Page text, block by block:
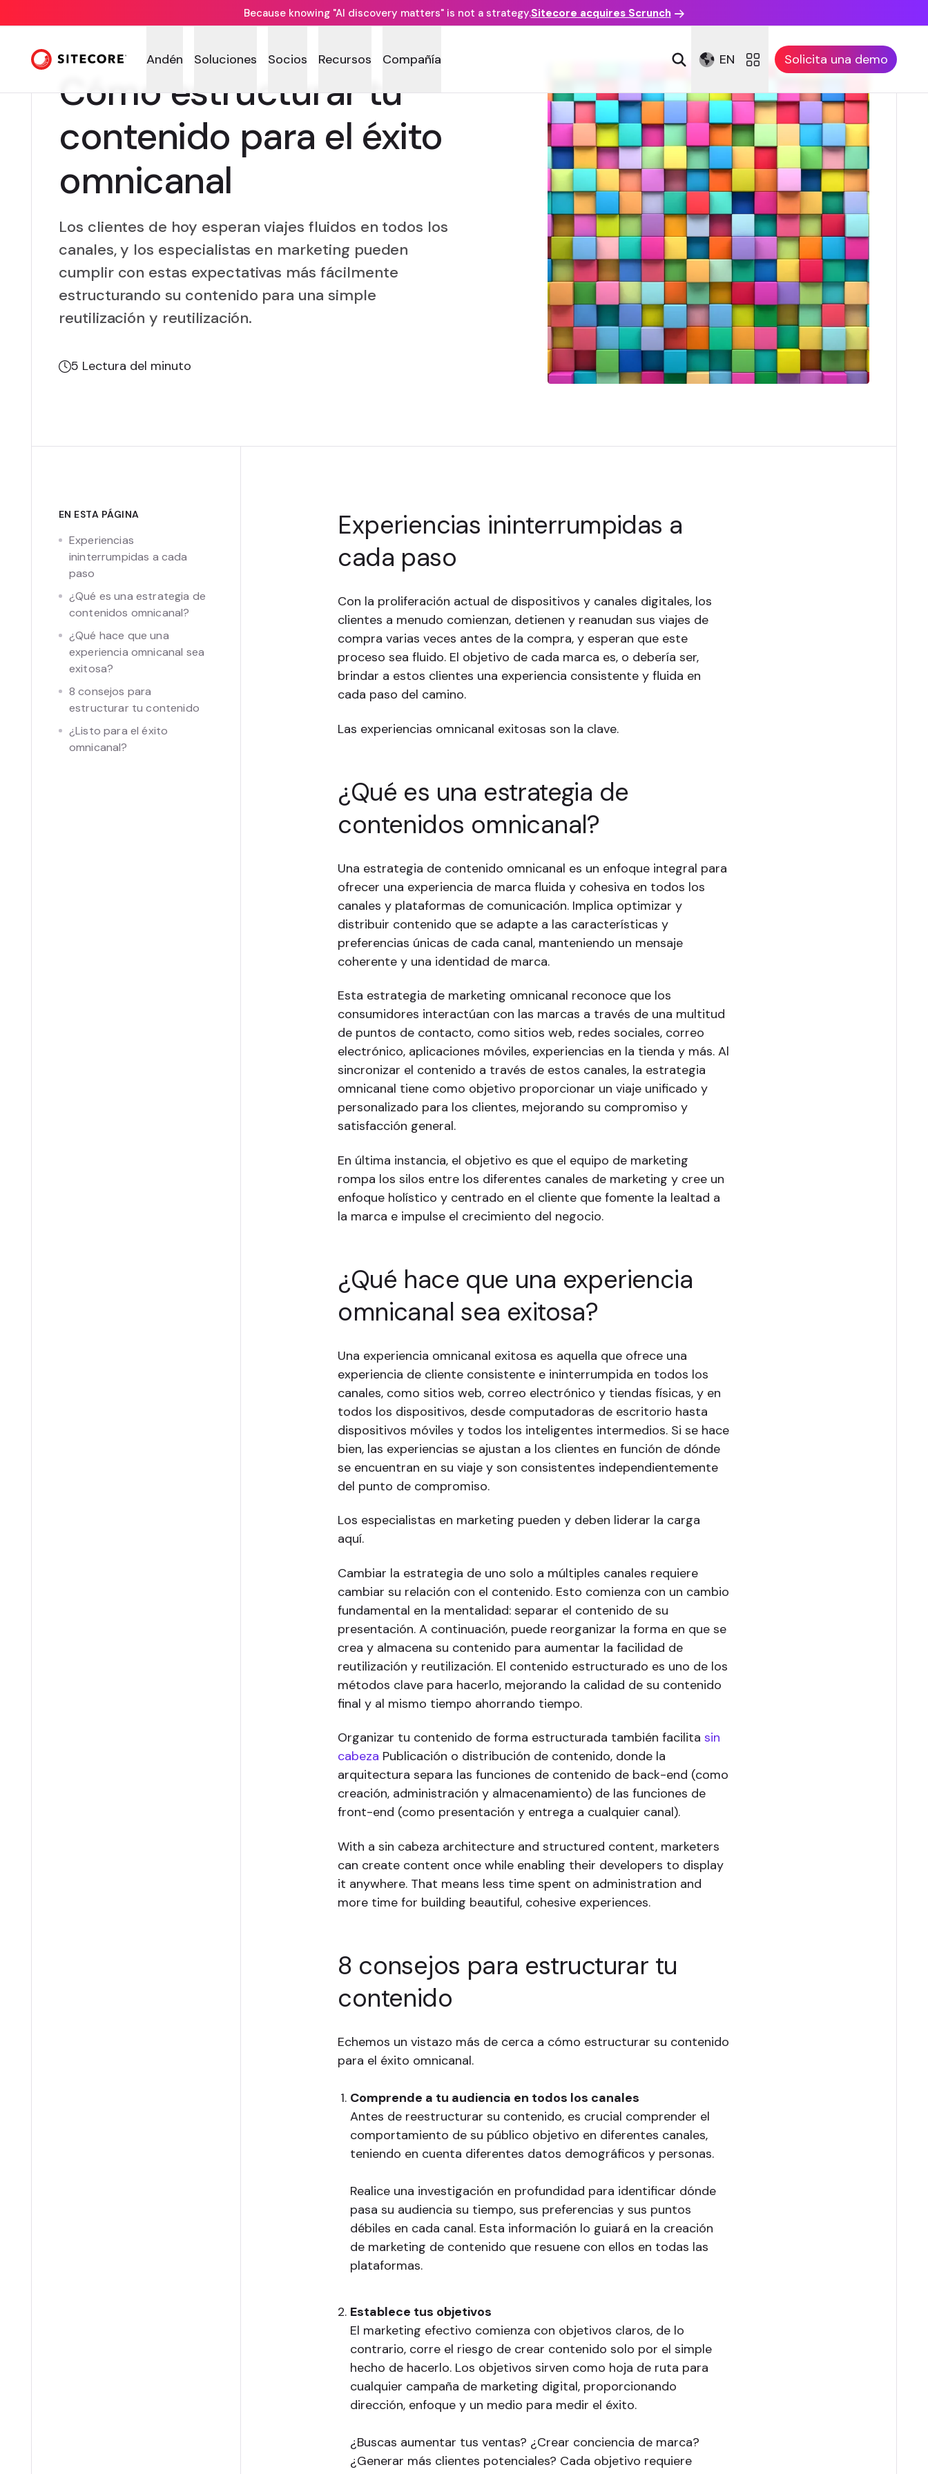
Because knowing "AI discovery matters" is not a strategy.Sitecore acquires Scrunch
Andén Soluciones Socios Recursos Compañía EN Solicita una demo
Cómo estructurar tu
contenido para el éxito
omnicanal
Los clientes de hoy esperan viajes fluidos en todos los
canales, y los especialistas en marketing pueden
cumplir con estas expectativas más fácilmente
estructurando su contenido para una simple
reutilización y reutilización.
5 Lectura del minuto
EN ESTA PÁGINA
Experiencias
ininterrumpidas a cada
paso
¿Qué es una estrategia de
contenidos omnicanal?
¿Qué hace que una
experiencia omnicanal sea
exitosa?
8 consejos para
estructurar tu contenido
¿Listo para el éxito
omnicanal?
Experiencias ininterrumpidas a
cada paso
Con la proliferación actual de dispositivos y canales digitales, los
clientes a menudo comienzan, detienen y reanudan sus viajes de
compra varias veces antes de la compra, y esperan que este
proceso sea fluido. El objetivo de cada marca es, o debería ser,
brindar a estos clientes una experiencia consistente y fluida en
cada paso del camino.
Las experiencias omnicanal exitosas son la clave.
¿Qué es una estrategia de
contenidos omnicanal?
Una estrategia de contenido omnicanal es un enfoque integral para
ofrecer una experiencia de marca fluida y cohesiva en todos los
canales y plataformas de comunicación. Implica optimizar y
distribuir contenido que se adapte a las características y
preferencias únicas de cada canal, manteniendo un mensaje
coherente y una identidad de marca.
Esta estrategia de marketing omnicanal reconoce que los
consumidores interactúan con las marcas a través de una multitud
de puntos de contacto, como sitios web, redes sociales, correo
electrónico, aplicaciones móviles, experiencias en la tienda y más. Al
sincronizar el contenido a través de estos canales, la estrategia
omnicanal tiene como objetivo proporcionar un viaje unificado y
personalizado para los clientes, mejorando su compromiso y
satisfacción general.
En última instancia, el objetivo es que el equipo de marketing
rompa los silos entre los diferentes canales de marketing y cree un
enfoque holístico y centrado en el cliente que fomente la lealtad a
la marca e impulse el crecimiento del negocio.
¿Qué hace que una experiencia
omnicanal sea exitosa?
Una experiencia omnicanal exitosa es aquella que ofrece una
experiencia de cliente consistente e ininterrumpida en todos los
canales, como sitios web, correo electrónico y tiendas físicas, y en
todos los dispositivos, desde computadoras de escritorio hasta
dispositivos móviles y todos los inteligentes intermedios. Si se hace
bien, las experiencias se ajustan a los clientes en función de dónde
se encuentran en su viaje y son consistentes independientemente
del punto de compromiso.
Los especialistas en marketing pueden y deben liderar la carga
aquí.
Cambiar la estrategia de uno solo a múltiples canales requiere
cambiar su relación con el contenido. Esto comienza con un cambio
fundamental en la mentalidad: separar el contenido de su
presentación. A continuación, puede reorganizar la forma en que se
crea y almacena su contenido para aumentar la facilidad de
reutilización y reutilización. El contenido estructurado es uno de los
métodos clave para hacerlo, mejorando la calidad de su contenido
final y al mismo tiempo ahorrando tiempo.
Organizar tu contenido de forma estructurada también facilitasin
cabeza Publicación o distribución de contenido, donde la
arquitectura separa las funciones de contenido de back-end (como
creación, administración y almacenamiento) de las funciones de
front-end (como presentación y entrega a cualquier canal).
With a sin cabeza architecture and structured content, marketers
can create content once while enabling their developers to display
it anywhere. That means less time spent on administration and
more time for building beautiful, cohesive experiences.
8 consejos para estructurar tu
contenido
Echemos un vistazo más de cerca a cómo estructurar su contenido
para el éxito omnicanal.
Comprende a tu audiencia en todos los canales
Antes de reestructurar su contenido, es crucial comprender el
comportamiento de su público objetivo en diferentes canales,
teniendo en cuenta diferentes datos demográficos y personas.
Realice una investigación en profundidad para identificar dónde
pasa su audiencia su tiempo, sus preferencias y sus puntos
débiles en cada canal. Esta información lo guiará en la creación
de marketing de contenido que resuene con ellos en todas las
plataformas.
Establece tus objetivos
El marketing efectivo comienza con objetivos claros, de lo
contrario, corre el riesgo de crear contenido solo por el simple
hecho de hacerlo. Los objetivos sirven como hoja de ruta para
cualquier campaña de marketing digital, proporcionando
dirección, enfoque y un medio para medir el éxito.
¿Buscas aumentar tus ventas? ¿Crear conciencia de marca?
¿Generar más clientes potenciales? Cada objetivo requiere